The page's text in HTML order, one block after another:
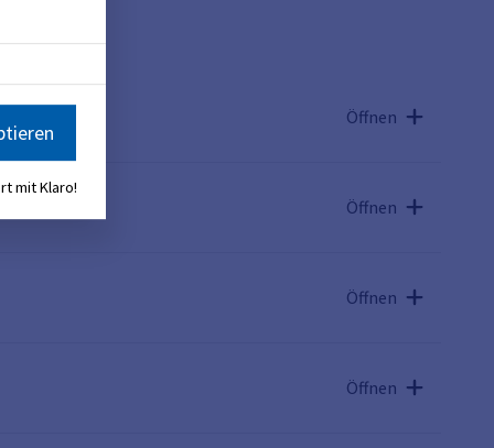
Öffnen
Öffnen
Öffnen
Öffnen
mit Klaro!